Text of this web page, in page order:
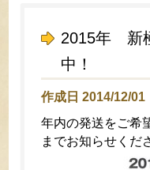
2015年 新
中！
作成日 2014/12/01
年内の発送をご希
までお知らせくだ